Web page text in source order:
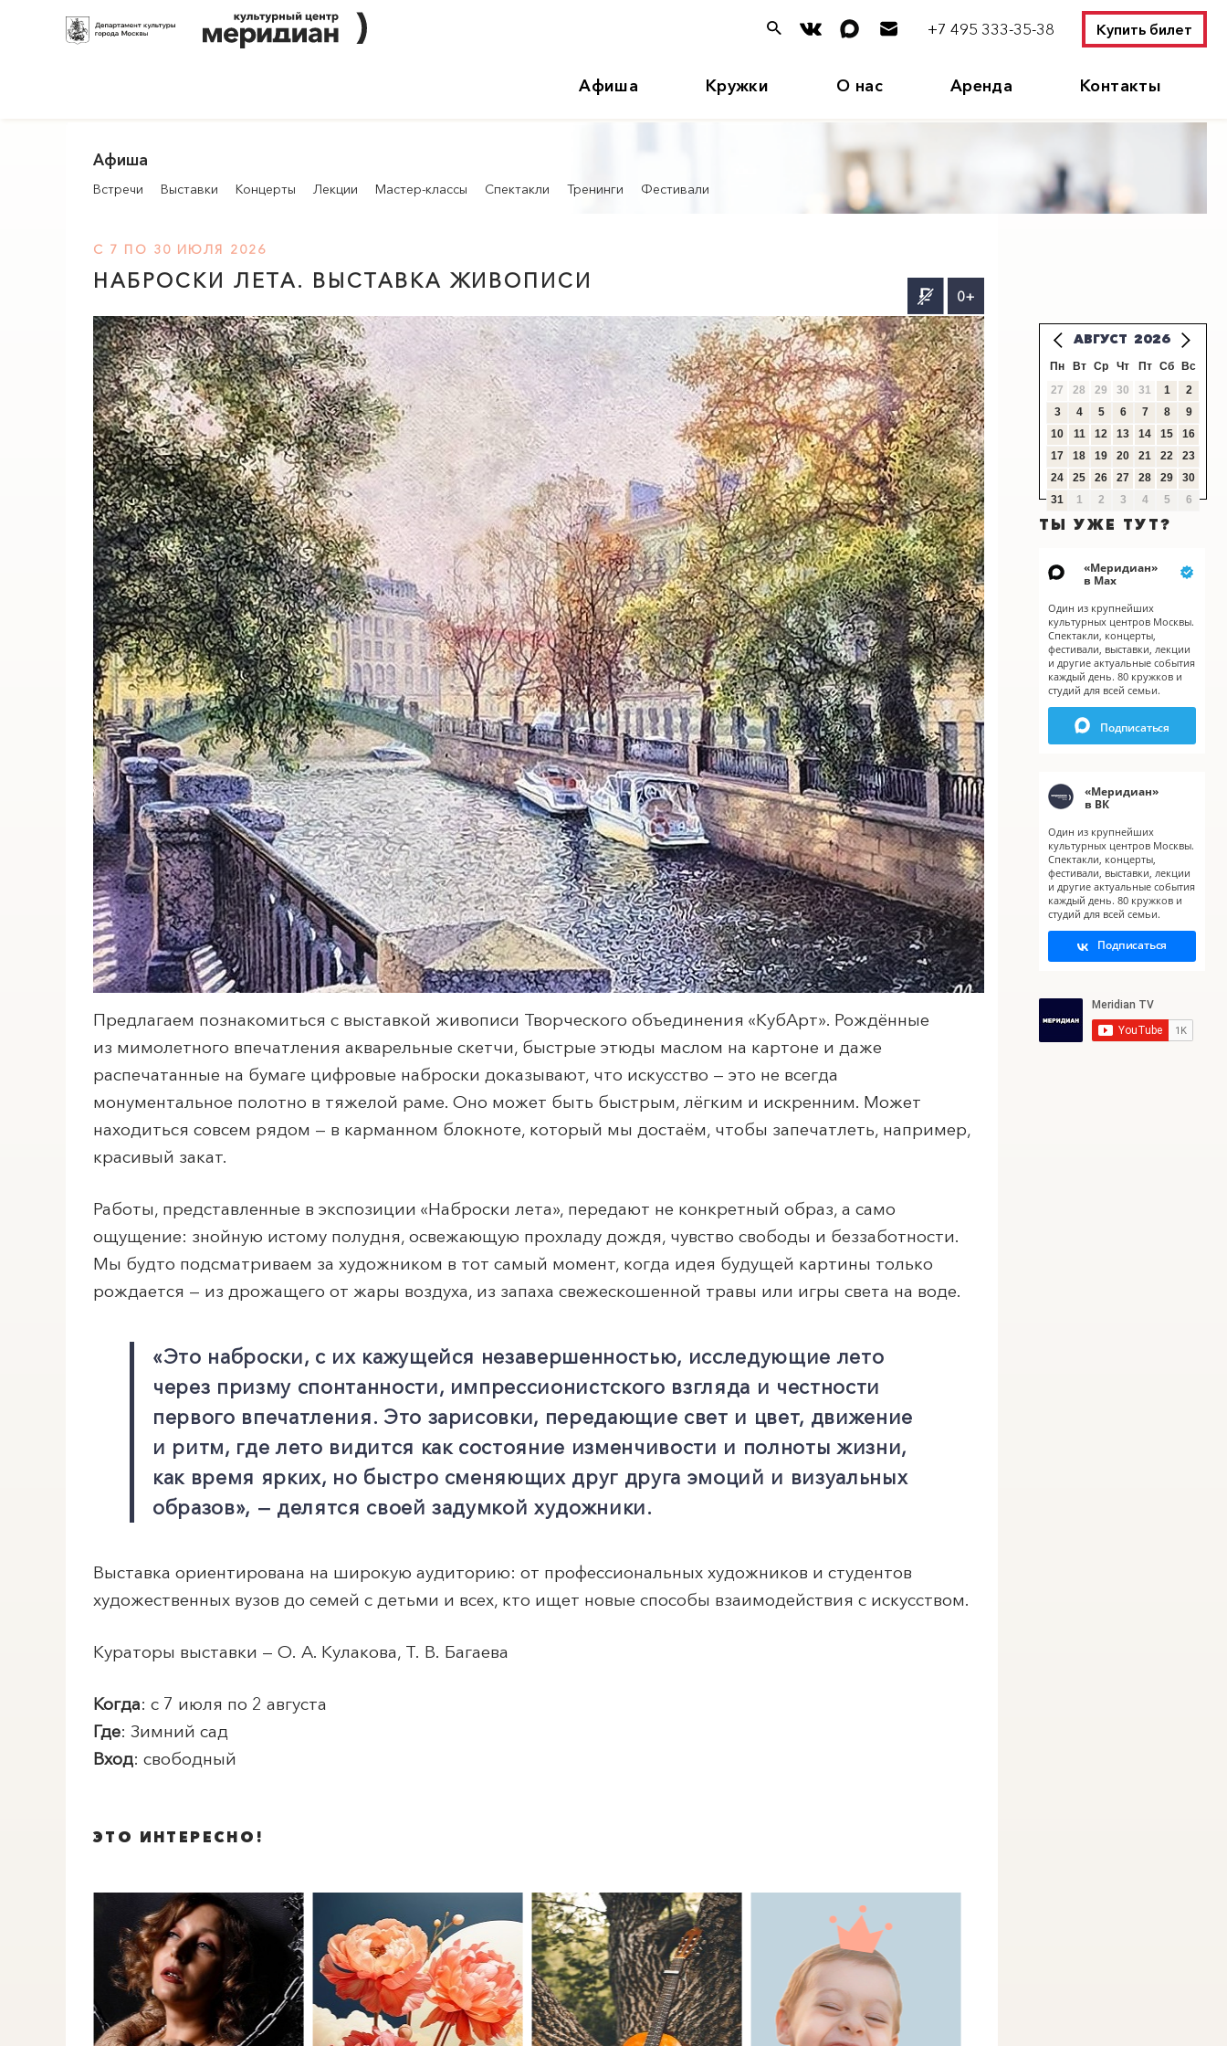
+7 495 333-35-38 Купить билет
Афиша Кружки О нас Аренда Контакты
ПОИСК ПО МЕРОПРИЯТИЯМ
Афиша
Встречи Выставки Концерты Лекции Мастер-классы Спектакли Тренинги Фестивали
С 7 ПО 30 ИЮЛЯ 2026
НАБРОСКИ ЛЕТА. ВЫСТАВКА ЖИВОПИСИ
Предлагаем познакомиться с выставкой живописи Творческого объединения «КубАрт». Рождённые
из мимолетного впечатления акварельные скетчи, быстрые этюды маслом на картоне и даже
распечатанные на бумаге цифровые наброски доказывают, что искусство — это не всегда
монументальное полотно в тяжелой раме. Оно может быть быстрым, лёгким и искренним. Может
находиться совсем рядом — в карманном блокноте, который мы достаём, чтобы запечатлеть, например,
красивый закат.
Работы, представленные в экспозиции «Наброски лета», передают не конкретный образ, а само
ощущение: знойную истому полудня, освежающую прохладу дождя, чувство свободы и беззаботности.
Мы будто подсматриваем за художником в тот самый момент, когда идея будущей картины только
рождается — из дрожащего от жары воздуха, из запаха свежескошенной травы или игры света на воде.
«Это наброски, с их кажущейся незавершенностью, исследующие лето
через призму спонтанности, импрессионистского взгляда и честности
первого впечатления. Это зарисовки, передающие свет и цвет, движение
и ритм, где лето видится как состояние изменчивости и полноты жизни,
как время ярких, но быстро сменяющих друг друга эмоций и визуальных
образов», — делятся своей задумкой художники.
Выставка ориентирована на широкую аудиторию: от профессиональных художников и студентов
художественных вузов до семей с детьми и всех, кто ищет новые способы взаимодействия с искусством.
Кураторы выставки — О. А. Кулакова, Т. В. Багаева
Когда: с 7 июля по 2 августа
Где: Зимний сад
Вход: свободный
0+
ЭТО ИНТЕРЕСНО!
АВГУСТ 2026
Пн Вт Ср Чт Пт Сб
Вс
27
28 29 30 31 1
2
3
4 5 6 7 8
9
10
11 12 13 14 15
16
17
18 19 20 21 22
23
24
25 26 27 28 29
30
31
1 2 3 4 5 6
ТЫ УЖЕ ТУТ?
«Меридиан»
в Мах
Один из крупнейших
культурных центров Москвы.
Спектакли, концерты,
фестивали, выставки, лекции
и другие актуальные события
каждый день. 80 кружков и
студий для всей семьи.
Подписаться
«Меридиан»
в ВК
Один из крупнейших
культурных центров Москвы.
Спектакли, концерты,
фестивали, выставки, лекции
и другие актуальные события
каждый день. 80 кружков и
студий для всей семьи.
Подписаться